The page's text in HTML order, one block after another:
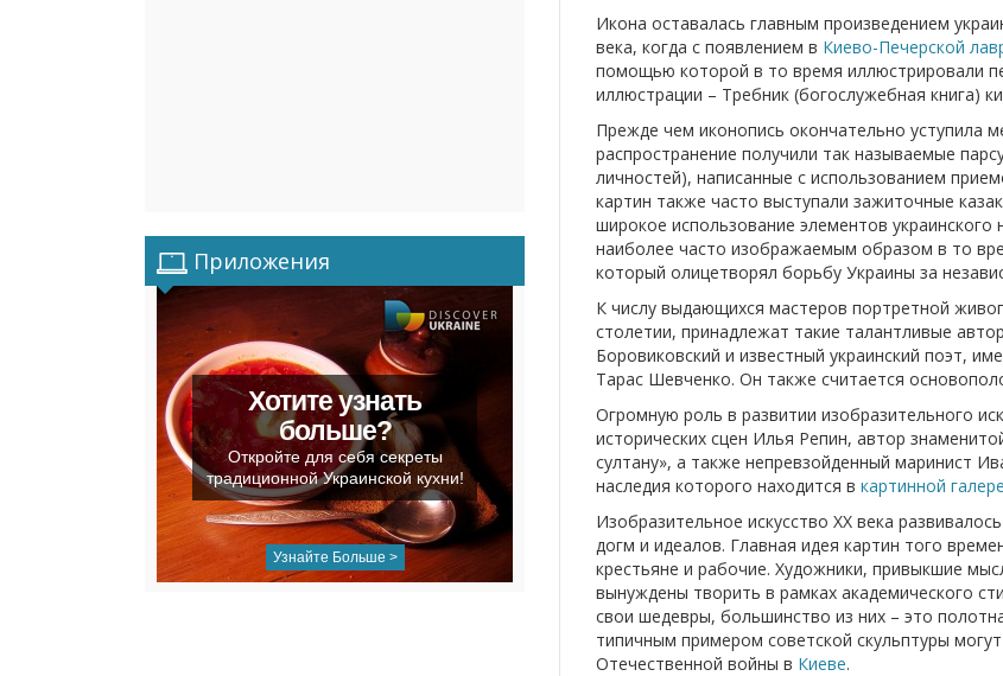
Приложения
Хотите узнать
больше?
Откройте для себя секреты
традиционной Украинской кухни!
Узнайте Больше >
Икона оставалась главным произведением
века, когда с появлением в Киево-Печерской
помощью которой в то время иллюстрировали
иллюстрации – Требник (богослужебная книга)
Прежде чем иконопись окончательно уступила
распространение получили так называемые
личностей), написанные с использованием
картин также часто выступали зажиточные
широкое использование элементов
наиболее часто изображаемым образом в то
который олицетворял борьбу Украины за
К числу выдающихся мастеров портретной
столетии, принадлежат такие талантливые
Боровиковский и известный украинский поэт,
Тарас Шевченко. Он также считается
Огромную роль в развитии изобразительного
исторических сцен Илья Репин, автор
султану», а также непревзойденный маринист
наследия которого находится в картинной
Изобразительное искусство ХХ века
догм и идеалов. Главная идея картин того
крестьяне и рабочие. Художники, привыкшие
вынуждены творить в рамках академического
свои шедевры, большинство из них – это
типичным примером советской скульптуры
Отечественной войны в Киеве.